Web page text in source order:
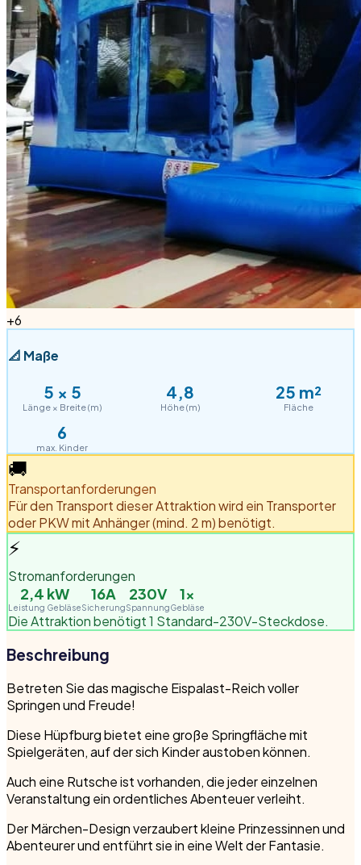
+6
📐 Maße
5 × 5
Länge × Breite (m)
4,8
Höhe (m)
25 m²
Fläche
6
max. Kinder
🚚
Transportanforderungen
Für den Transport dieser Attraktion wird ein Transporter
oder PKW mit Anhänger (mind. 2 m) benötigt.
⚡
Stromanforderungen
2,4 kW
Leistung Gebläse
16A
Sicherung
230V
Spannung
1×
Gebläse
Die Attraktion benötigt 1 Standard-230V-Steckdose.
Beschreibung
Betreten Sie das magische Eispalast-Reich voller
Springen und Freude!
Diese Hüpfburg bietet eine große Springfläche mit
Spielgeräten, auf der sich Kinder austoben können.
Auch eine Rutsche ist vorhanden, die jeder einzelnen
Veranstaltung ein ordentliches Abenteuer verleiht.
Der Märchen-Design verzaubert kleine Prinzessinnen und
Abenteurer und entführt sie in eine Welt der Fantasie.